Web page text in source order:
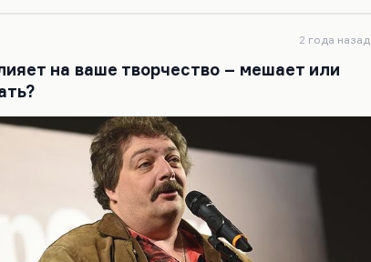
цепочек ложных долгов, из обязательств, из
«Квартал» превращает вашу жизнь на время
Причем «Квартал» можно проходить с
2 года назад
на ваше творчество – мешает или